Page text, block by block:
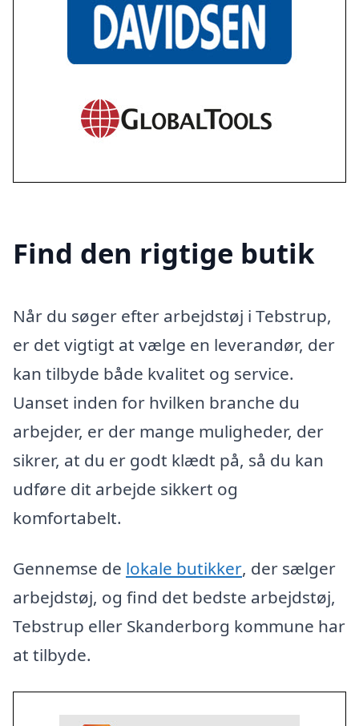
Find den rigtige butik
Når du søger efter arbejdstøj i Tebstrup,
er det vigtigt at vælge en leverandør, der
kan tilbyde både kvalitet og service.
Uanset inden for hvilken branche du
arbejder, er der mange muligheder, der
sikrer, at du er godt klædt på, så du kan
udføre dit arbejde sikkert og
komfortabelt.
Gennemse de lokale butikker, der sælger
arbejdstøj, og find det bedste arbejdstøj,
Tebstrup eller Skanderborg kommune har
at tilbyde.